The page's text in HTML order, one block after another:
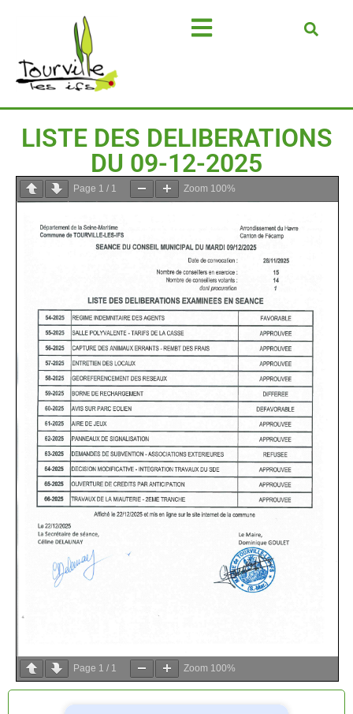
LISTE DES DELIBERATIONS
DU 09-12-2025
Page 1 / 1 Zoom 100%
Page 1 / 1 Zoom 100%